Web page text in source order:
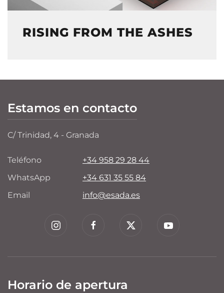
RISING FROM THE ASHES
Estamos en contacto
C/ Trinidad, 4 - Granada
Teléfono
+34 958 29 28 44
WhatsApp
+34 631 35 55 84
Email
info@esada.es
Horario de apertura